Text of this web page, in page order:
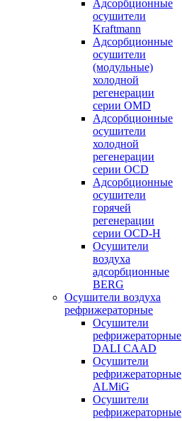
Адсорбционные
осушители
Kraftmann
Адсорбционные
осушители
(модульные)
холодной
регенерации
серии OMD
Адсорбционные
осушители
холодной
регенерации
серии OCD
Адсорбционные
осушители
горячей
регенерации
серии OСD-H
Осушители
воздуха
адсорбционные
BERG
Осушители воздуха
рефрижераторные
Осушители
рефрижераторные
DALI CAAD
Осушители
рефрижераторные
ALMiG
Осушители
рефрижераторные